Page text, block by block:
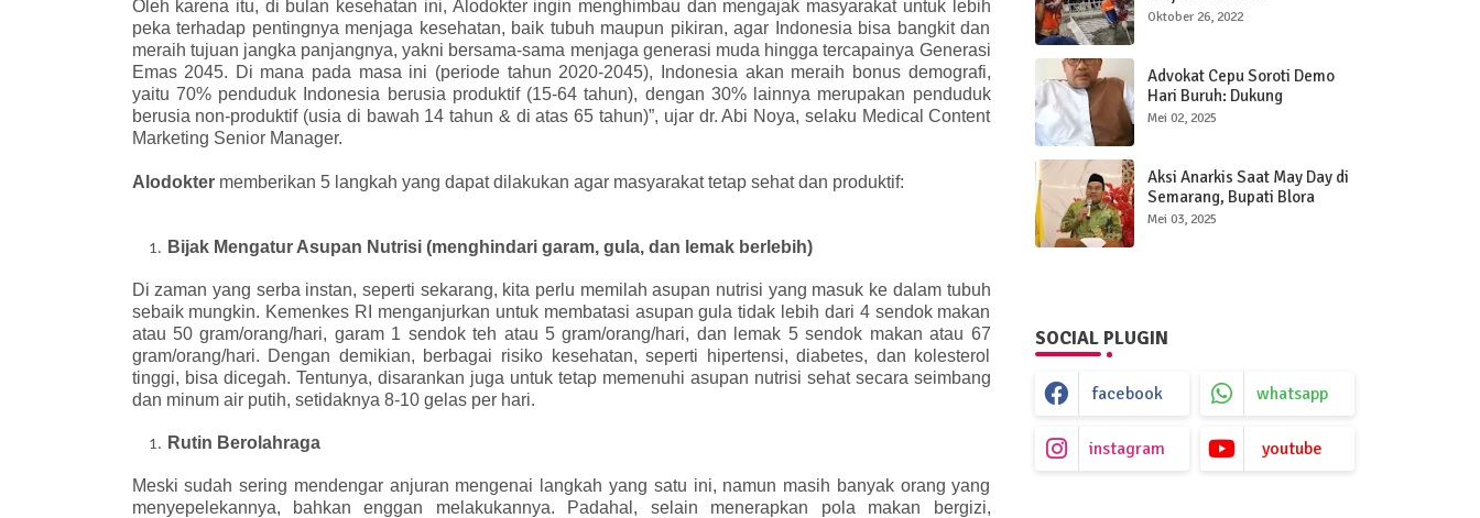
Oleh karena itu, di bulan kesehatan ini, Alodokter ingin menghimbau dan mengajak masyarakat untuk lebih
peka terhadap pentingnya menjaga kesehatan, baik tubuh maupun pikiran, agar Indonesia bisa bangkit dan
meraih tujuan jangka panjangnya, yakni bersama-sama menjaga generasi muda hingga tercapainya Generasi
Emas 2045. Di mana pada masa ini (periode tahun 2020-2045), Indonesia akan meraih bonus demografi,
yaitu 70% penduduk Indonesia berusia produktif (15-64 tahun), dengan 30% lainnya merupakan penduduk
berusia non-produktif (usia di bawah 14 tahun & di atas 65 tahun)”, ujar dr. Abi Noya, selaku Medical Content
Marketing Senior Manager.
Alodoktermemberikan 5 langkah yang dapat dilakukan agarmasyarakattetap sehat dan produktif:
Bijak Mengatur Asupan Nutrisi (menghindari garam, gula, dan lemak berlebih)
Di zaman yang serba instan, seperti sekarang, kita perlu memilah asupan nutrisi yang masuk ke dalam tubuh
sebaik mungkin. Kemenkes RI menganjurkan untuk membatasi asupan gula tidak lebih dari 4 sendok makan
atau 50 gram/orang/hari, garam 1 sendok teh atau 5 gram/orang/hari, dan lemak 5 sendok makan atau 67
gram/orang/hari. Dengan demikian, berbagai risiko kesehatan, seperti hipertensi, diabetes, dan kolesterol
tinggi, bisa dicegah. Tentunya, disarankan juga untuk tetap memenuhi asupan nutrisi sehat secara seimbang
dan minum air putih, setidaknya 8-10 gelas per hari.
Rutin Berolahraga
Meski sudah sering mendengar anjuran mengenai langkah yang satu ini, namun masih banyak orang yang
menyepelekannya, bahkan enggan melakukannya. Padahal, selain menerapkan pola makan bergizi,
Bojonegoro Membangun
Oktober 26, 2022
Advokat Cepu Soroti Demo
Hari Buruh: Dukung
Penyampaian Pendapat,
Mei 02, 2025
Aksi Anarkis Saat May Day di
Semarang, Bupati Blora
Kecam Keras dan Desak
Mei 03, 2025
SOCIAL PLUGIN
facebook whatsapp
instagram youtube